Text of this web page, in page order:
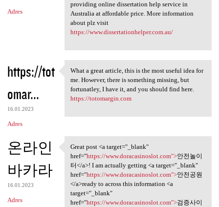
Adres
providing online dissertation help service in
Australia at affordable price. More information
about plz visit
https://www.dissertationhelper.com.au/
https://tot
omar...
16.01.2023
Adres
What a great article, this is
What a great article, this is the most useful idea for
me. However, there is something missing, but
fortunatley, I have it, and you should find here.
https://totomargin.com
온라인
바카라
16.01.2023
Adres
Great post <a target="_blank"
Great post <a target="_blank"
href="https://www.doracasinoslot.com">안전놀이
터</a>! I am actually getting <a target="_blank"
href="https://www.doracasinoslot.com">안전공원
</a>ready to across this information <a
target="_blank"
href="https://www.doracasinoslot.com">검증사이